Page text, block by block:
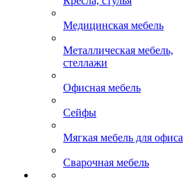
Медицинская мебель
Металлическая мебель,
стеллажи
Офисная мебель
Сейфы
Мягкая мебель для офиса
Сварочная мебель